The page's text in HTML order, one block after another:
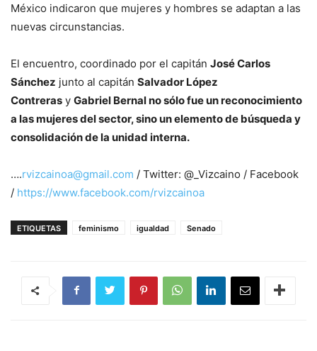
México indicaron que mujeres y hombres se adaptan a las
nuevas circunstancias.
El encuentro, coordinado por el capitán José Carlos
Sánchez junto al capitán Salvador López
Contreras y Gabriel Bernal no sólo fue un reconocimiento
a las mujeres del sector, sino un elemento de búsqueda y
consolidación de la unidad interna.
….rvizcainoa@gmail.com / Twitter: @_Vizcaino / Facebook
/ https://www.facebook.com/rvizcainoa
ETIQUETAS feminismo igualdad Senado